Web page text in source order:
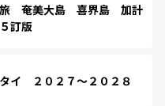
奄美大島 喜界島 加計
訂版
イ ２０２７～２０２８